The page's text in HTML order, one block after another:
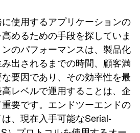
使用するアプリケーションの
めるための手段を探していま
のパフォーマンスは、製品化
出されるまでの時間、顧客満
要因であり、その効率性を最
レベルで運用することは、企
要です。エンドツーエンドの
、現在入手可能なSerial-